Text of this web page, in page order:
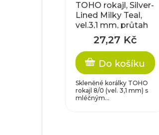
TOHO rokajl, Silver-
Lined Milky Teal,
vel.3,1 mm, průtah
1,3 mm27,27 Kč
Do košíku
Skleněné korálky TOHO
rokajl 8/0 (vel. 3,1 mm) s
mléčným...